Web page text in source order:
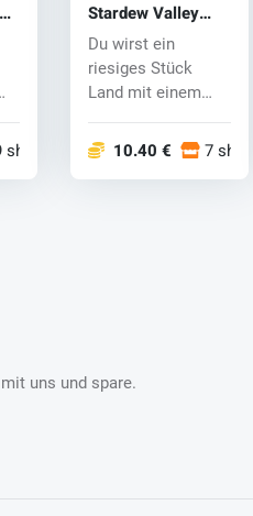
shops
Stardew Valley
(Switch) key
Du wirst ein
riesiges Stück
Land mit einem
deinem Großvater
10.40 € 7 shops
uns und spare.